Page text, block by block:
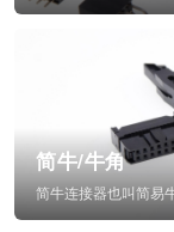
简牛/牛角